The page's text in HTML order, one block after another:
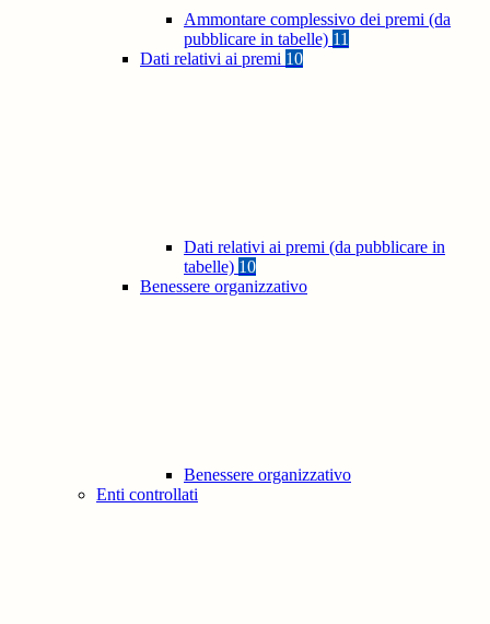
Ammontare complessivo dei premi (da
pubblicare in tabelle) 11
Dati relativi ai premi 10
Dati relativi ai premi (da pubblicare in
tabelle) 10
Benessere organizzativo
Benessere organizzativo
Enti controllati